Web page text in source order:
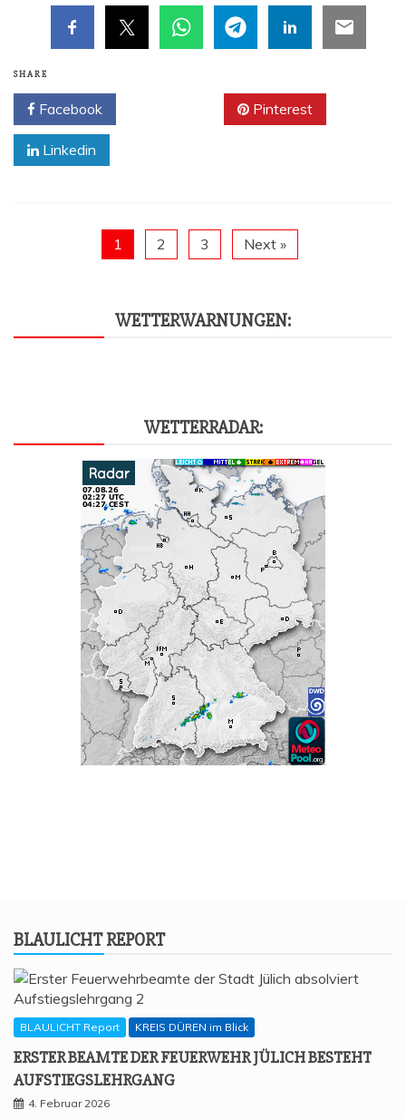
SHARE
Facebook Pinterest
Linkedin
1 2 3 Next »
WET­TER­WAR­NUN­GEN:
WET­TER­RA­DAR:
BLAU­LICHT REPORT
BLAULICHT Report KREIS DÜREN im Blick
ERS­TER BEAM­TE DER FEU­ER­WEHR JÜLICH BESTEHT
AUFSTIEGSLEHRGANG
4. Februar 2026